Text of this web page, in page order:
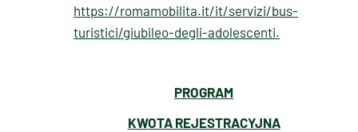
https://romamobilita.it/it/servizi/bus-
turistici/giubileo-degli-adolescenti.
PROGRAM
KWOTA REJESTRACYJNA